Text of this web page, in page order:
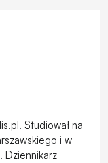
Studiował na
i w
Dziennikarz